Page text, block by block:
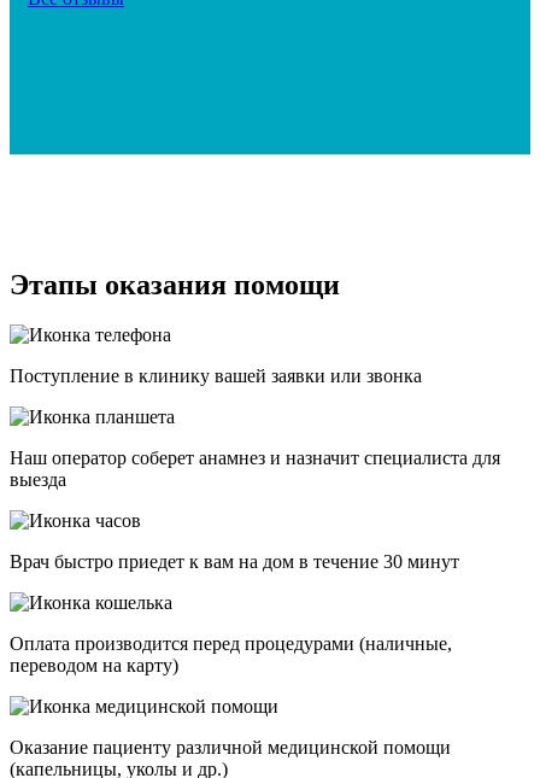
Этапы оказания помощи
Поступление в клинику вашей заявки или звонка
Наш оператор соберет анамнез и назначит специалиста для
выезда
Врач быстро приедет к вам на дом в течение 30 минут
Оплата производится перед процедурами (наличные,
переводом на карту)
Оказание пациенту различной медицинской помощи
(капельницы, уколы и др.)